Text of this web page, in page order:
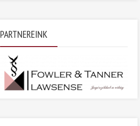
PARTNEREINK